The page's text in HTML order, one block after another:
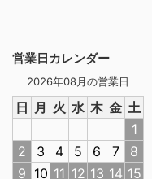
営業日カレンダー
2026年08月の営業日
日 月 火 水 木 金 土
1
2
3 4 5 6 7
8
9 10 11 12 13 14 15